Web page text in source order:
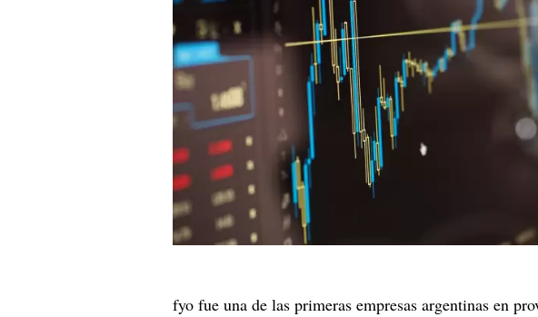
fyo fue una de las primeras empresas argentinas en